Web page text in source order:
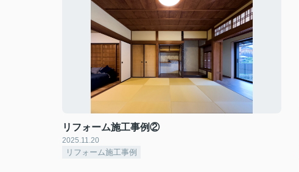
リフォーム施工事例②
2025.11.20
リフォーム施工事例